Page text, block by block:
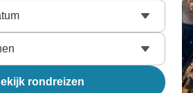
rondreizen